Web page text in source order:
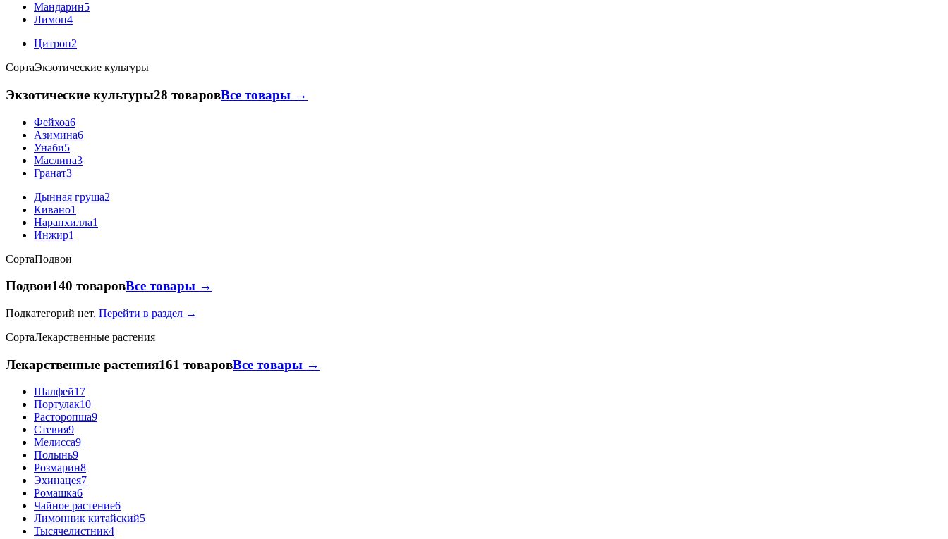
Мандарин5
Лимон4
Цитрон2
СортаЭкзотические культуры
Экзотические культуры28 товаровВсе товары →
Фейхоа6
Азимина6
Унаби5
Маслина3
Гранат3
Дынная груша2
Кивано1
Наранхилла1
Инжир1
СортаПодвои
Подвои140 товаровВсе товары →
Подкатегорий нет. Перейти в раздел →
СортаЛекарственные растения
Лекарственные растения161 товаровВсе товары →
Шалфей17
Портулак10
Расторопша9
Стевия9
Мелисса9
Полынь9
Розмарин8
Эхинацея7
Ромашка6
Чайное растение6
Лимонник китайский5
Тысячелистник4